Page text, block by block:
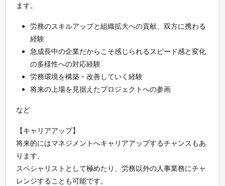
ます。
労務のスキルアップと組織拡大への貢献、双方に携わる
経験
急成長中の企業だからこそ感じられるスピード感と変化
の多様性への対応経験
労務環境を構築・改善していく経験
将来の上場を見据えたプロジェクトへの参画
など
【キャリアアップ】
将来的にはマネジメントへキャリアアップするチャンスもあ
ります。
スペシャリストとして極めたり、労務以外の人事業務にチャ
レンジすることも可能です。